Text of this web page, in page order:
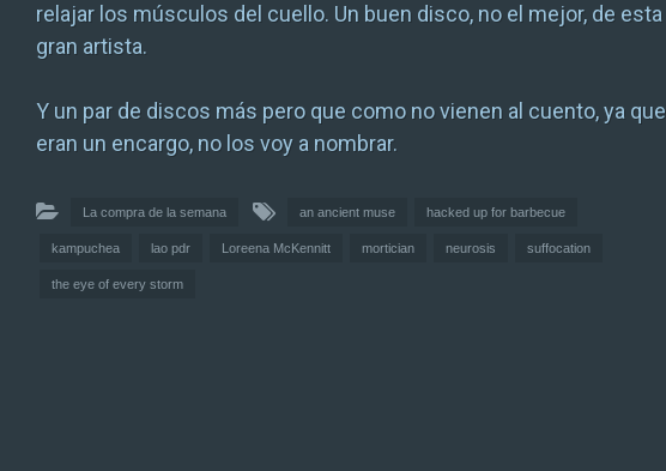
relajar los músculos del cuello. Un buen disco, no el mejor, de esta
gran artista.
Y un par de discos más pero que como no vienen al cuento, ya que
eran un encargo, no los voy a nombrar.
La compra de la semana an ancient muse hacked up for barbecue
kampuchea lao pdr Loreena McKennitt mortician neurosis suffocation
the eye of every storm